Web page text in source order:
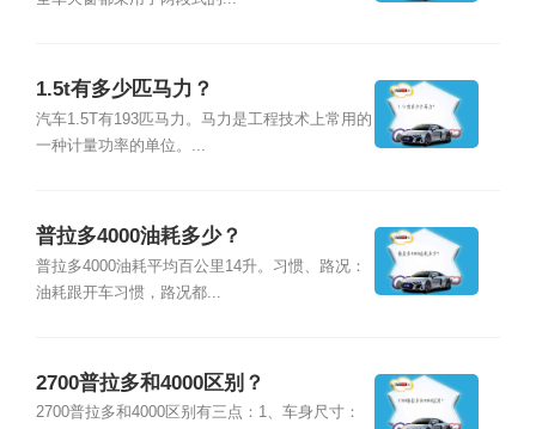
1.5t有多少匹马力？
汽车1.5T有193匹马力。马力是工程技术上常用的
一种计量功率的单位。...
普拉多4000油耗多少？
普拉多4000油耗平均百公里14升。习惯、路况：
油耗跟开车习惯，路况都...
2700普拉多和4000区别？
2700普拉多和4000区别有三点：1、车身尺寸：